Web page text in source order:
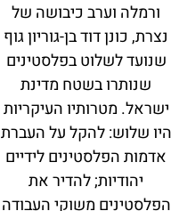
ורמלה וערב כיבושה של
נצרת, כונן דוד בן-גוריון גוף
שנועד לשלוט בפלסטינים
שנותרו בשטח מדינת
ישראל. מטרותיו העיקריות
היו שלוש: להקל על העברת
אדמות הפלסטינים לידיים
יהודיות; להדיר את
הפלסטינים משוקי העבודה